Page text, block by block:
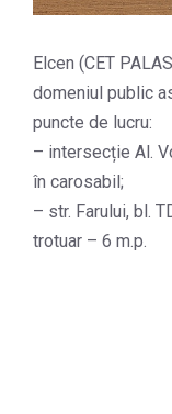
Elcen (CET
domeniul public
puncte de lucru:
– intersecție Al.
în carosabil;
– str. Farului, bl.
trotuar – 6 m.p.